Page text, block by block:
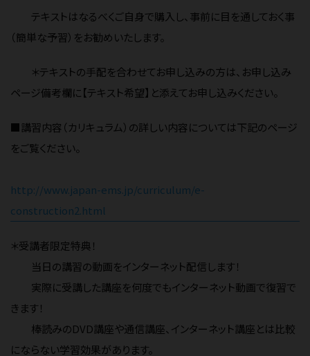
テキストはなるべくご自身で購入し、事前に目を通しておく事
（簡単な予習）をお勧めいたします。
＊テキストの手配を合わせてお申し込みの方は、お申し込み
ページ備考欄に【テキスト希望】と添えてお申し込みください。
■講習内容（カリキュラム）の詳しい内容については下記のページ
をご覧ください。
http://www.japan-ems.jp/curriculum/e-
construction2.html
＊受講者限定特典！
当日の講習の動画をインターネット配信します！
実際に受講した講座を何度でもインターネット動画で復習で
きます！
棒読みのDVD講座や通信講座、インターネット講座とは比較
にならない学習効果があります。